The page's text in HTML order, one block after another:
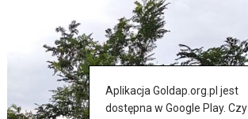
Aplikacja Goldap.org.pl jest
dostępna w Google Play. Czy